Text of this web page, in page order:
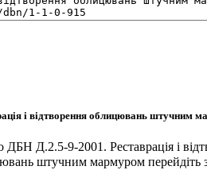
і відтворення облицювань штучним
ДБН Д.2.5-9-2001. Реставрація і
штучним мармуром перейдіть